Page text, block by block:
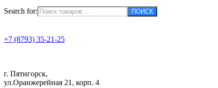
Search for:
+7 (8793) 35-21-25
г. Пятигорск,
ул.Оранжерейная 21, корп. 4